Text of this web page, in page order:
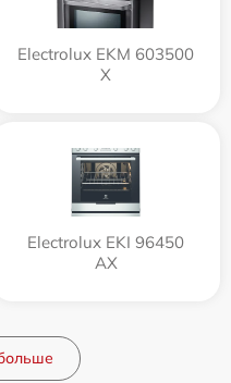
Electrolux EKM 603500
X
Electrolux EKI 96450
AX